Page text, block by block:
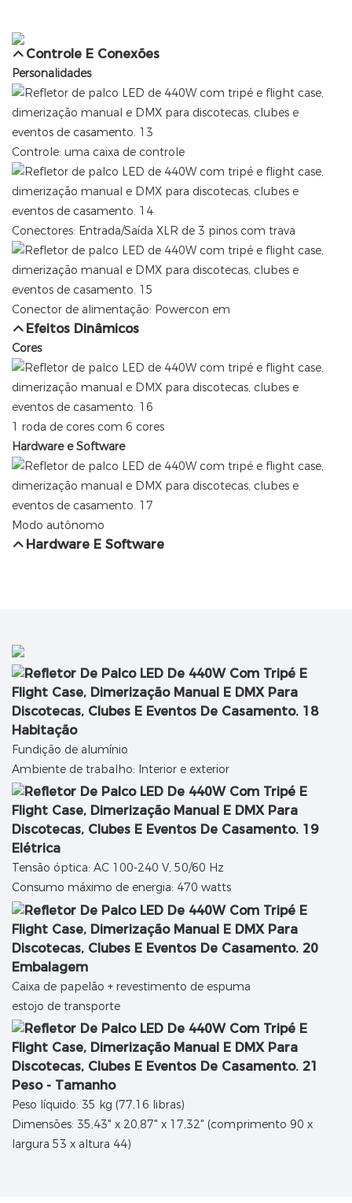
Controle E Conexões
Personalidades
Controle: uma caixa de controle
Conectores: Entrada/Saída XLR de 3 pinos com trava
Conector de alimentação: Powercon em
Efeitos Dinâmicos
Cores
1 roda de cores com 6 cores
Hardware e Software
Modo autônomo
Hardware E Software
Habitação
Fundição de alumínio
Ambiente de trabalho: Interior e exterior
Elétrica
Tensão óptica: AC 100-240 V, 50/60 Hz
Consumo máximo de energia: 470 watts
Embalagem
Caixa de papelão + revestimento de espuma
estojo de transporte
Peso - Tamanho
Peso líquido: 35 kg (77,16 libras)
Dimensões: 35,43" x 20,87" x 17,32" (comprimento 90 x
largura 53 x altura 44)